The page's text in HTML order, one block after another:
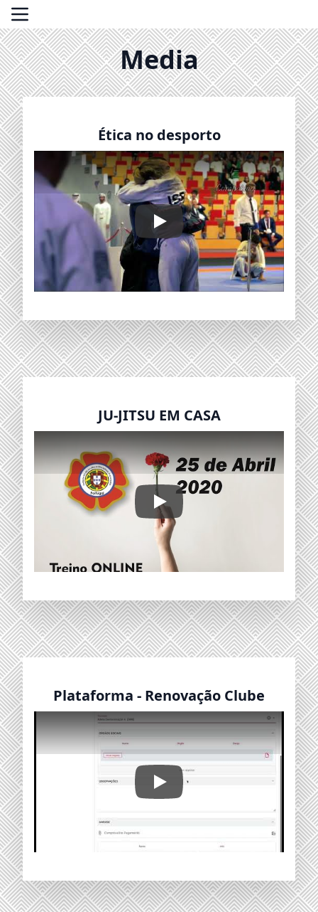
Media
Ética no desporto
Ética no desporto
JU-JITSU EM CASA
JU-JITSU EM CASA
Plataforma - Renovação Clube
Renovação Clube